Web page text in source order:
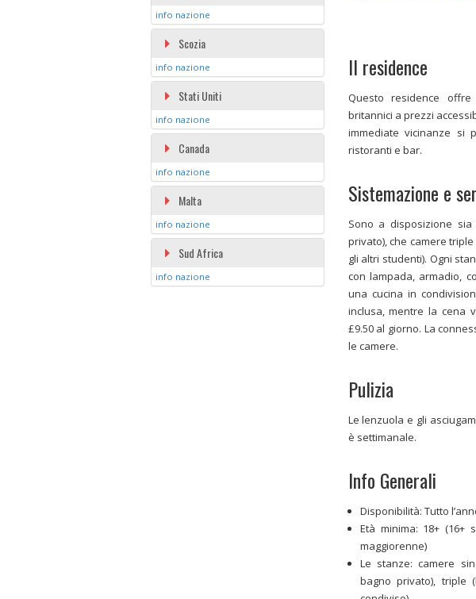
info nazione
Scozia
info nazione
Stati Uniti
info nazione
Canada
info nazione
Malta
info nazione
Sud Africa
info nazione
Il residence
Questo residence
britannici a prezzi
immediate vicinanze si
ristoranti e bar.
Sistemazione e
Sono a disposizione
privato), che camere
gli altri studenti). Ogni
con lampada, armadio,
una cucina in
inclusa, mentre la cena
£9.50 al giorno. La
le camere.
Pulizia
Le lenzuola e gli
è settimanale.
Info Generali
Disponibilità: Tutto
Età minima: 18+
maggiorenne)
Le stanze: camere
bagno privato), triple